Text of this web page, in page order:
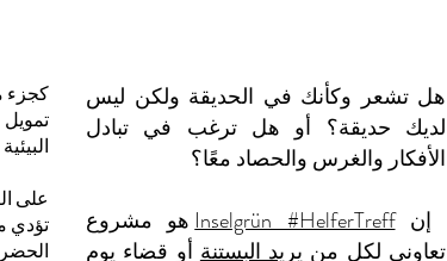
كجزء
على
تؤدي
هل تشعر وكأنك في الحديقة ولكن ليس
لديك حديقة؟ أو هل ترغب في تبادل
الأفكار والغرس والحصاد معًا؟
إنInselgrün #HelferTreffهو مشروع
تعاوني لكل من يريد البستنةأو قضاء يوم